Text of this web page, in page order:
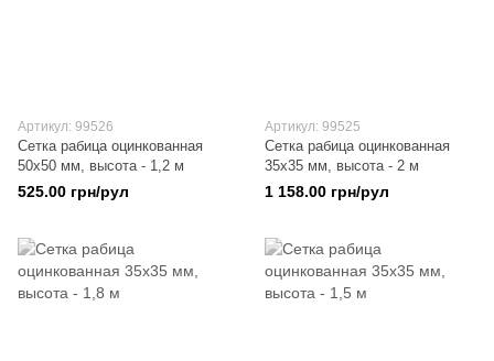
Артикул: 99526
Сетка рабица оцинкованная
50х50 мм, высота - 1,2 м
525.00 грн/рул
Артикул: 99525
Сетка рабица оцинкованная
35х35 мм, высота - 2 м
1 158.00 грн/рул